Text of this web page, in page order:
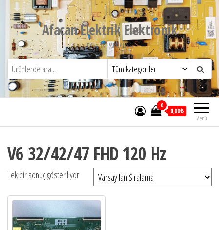
İçeriğe
Afacan Elektrik Elektronik
TV ve TV PARCALARI
Menü
0
0,00₺
V6 32/42/47 FHD 120 Hz
Tek bir sonuç gösteriliyor